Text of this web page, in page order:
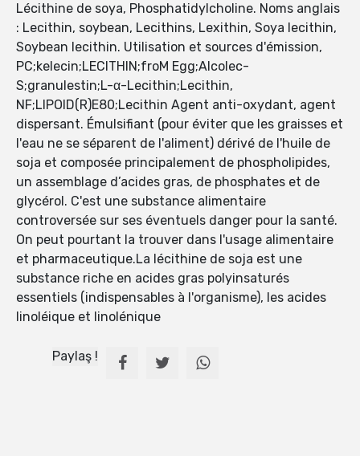
Lécithine de soya, Phosphatidylcholine. Noms anglais
: Lecithin, soybean, Lecithins, Lexithin, Soya lecithin,
Soybean lecithin. Utilisation et sources d'émission,
PC;kelecin;LECITHIN;froM Egg;Alcolec-
S;granulestin;L-α-Lecithin;Lecithin,
NF;LIPOID(R)E80;Lecithin Agent anti-oxydant, agent
dispersant. Émulsifiant (pour éviter que les graisses et
l'eau ne se séparent de l'aliment) dérivé de l'huile de
soja et composée principalement de phospholipides,
un assemblage d’acides gras, de phosphates et de
glycérol. C'est une substance alimentaire
controversée sur ses éventuels danger pour la santé.
On peut pourtant la trouver dans l'usage alimentaire
et pharmaceutique.La lécithine de soja est une
substance riche en acides gras polyinsaturés
essentiels (indispensables à l'organisme), les acides
linoléique et linolénique
Paylaş !